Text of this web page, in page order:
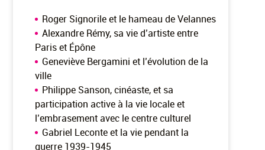
Roger Signorile et le hameau de Velannes
Alexandre Rémy, sa vie d’artiste entre
Paris et Épône
Geneviève Bergamini et l’évolution de la
ville
Philippe Sanson, cinéaste, et sa
participation active à la vie locale et
l’embrasement avec le centre culturel
Gabriel Leconte et la vie pendant la
guerre 1939-1945